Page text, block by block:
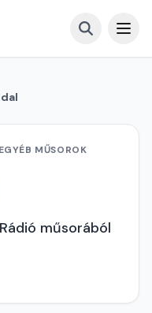
MŰSOROK
műsorából